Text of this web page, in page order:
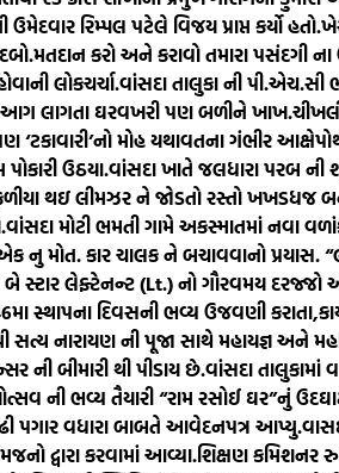
રિમ્પલ પટેલે વિજય પ્રાપ્ત કર્યો હતો.
મતદાન કરો અને કરાવો તમારા પસંદગી
લોકચર્ચા.વાંસદા તાલુકા ની પી.એચ.સી
આગ લાગતા ઘરવખરી પણ બળીને ખાખ.
‘ટકાવારી’નો મોહ યથાવતના ગંભીર
ઉઠયા.વાંસદા ખાતે જલધારા પરબ ની
થઇ લીમઝર ને જોડતો રસ્તો ખખડધજ
વાંસદા મોટી ભમતી ગામે અકસ્માતમાં નવા
નુ મોત. કાર ચાલક ને બચાવવાનો પ્રયાસ.
બે સ્ટાર લેફ્ટેનન્ટ (Lt.) નો ગૌરવમય દરજ્જો
સ્થાપના દિવસની ભવ્ય ઉજવણી
સત્ય નારાયણ ની પૂજા સાથે મહાયજ્ઞ અને
ની બીમારી થી પીડાય છે.વાંસદા તાલુકામાં
ની ભવ્ય તૈયારી “રામ રસોઈ ઘર”નું
પગાર વધારા બાબતે આવેદનપત્ર આપ્યુ.
દ્વારા કરવામાં આવ્યા.શિક્ષણ કમિશનર